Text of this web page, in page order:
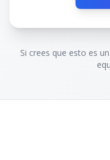
Si crees que esto es